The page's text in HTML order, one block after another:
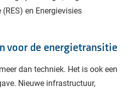
en Energievisies
voor de energietransitie
dan techniek. Het is ook een
Nieuwe infrastructuur,